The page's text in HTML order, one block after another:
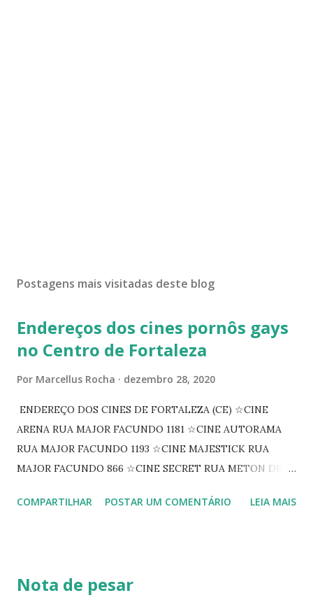
Postagens mais visitadas deste blog
Endereços dos cines pornôs gays
no Centro de Fortaleza
Por Marcellus Rocha dezembro 28, 2020
ENDEREÇO DOS CINES DE FORTALEZA (CE) ☆CINE
ARENA RUA MAJOR FACUNDO 1181 ☆CINE AUTORAMA
RUA MAJOR FACUNDO 1193 ☆CINE MAJESTICK RUA
MAJOR FACUNDO 866 ☆CINE SECRET RUA METON DE
PEIXOTO 1307 ☆CINE IRIS RUA FLORIANO PEIXOTO 1206
☆CINE VIP CLUBE RUA 24 DE MAIO 825 ☆CINE ECLIPSE
COMPARTILHAR POSTAR UM COMENTÁRIO LEIA MAIS
Nota de pesar